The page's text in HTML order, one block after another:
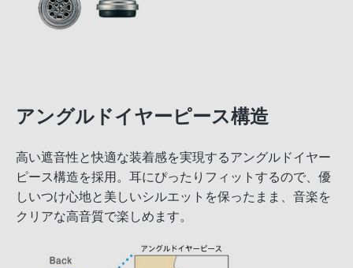
アングルドイヤーピース構造
高い遮音性と快適な装着感を実現するアングルドイヤー
ピース構造を採用。耳にぴったりフィットするので、優
しいつけ心地と美しいシルエットを保ったまま、音楽を
クリアな高音質で楽しめます。